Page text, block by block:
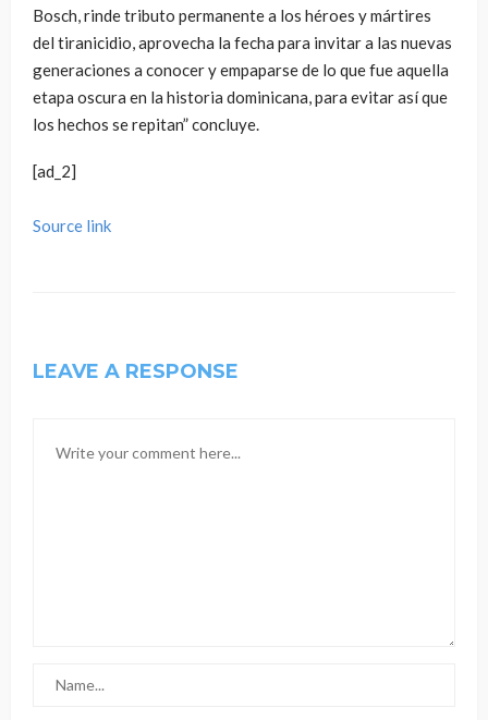
Bosch, rinde tributo permanente a los héroes y mártires
del tiranicidio, aprovecha la fecha para invitar a las nuevas
generaciones a conocer y empaparse de lo que fue aquella
etapa oscura en la historia dominicana, para evitar así que
los hechos se repitan” concluye.
[ad_2]
Source link
LEAVE A RESPONSE